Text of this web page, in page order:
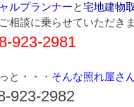
ルプランナーと宅地建物
相談に乗らせていただきま
923-2981
と・・・ そんな照れ屋さ
923-2982